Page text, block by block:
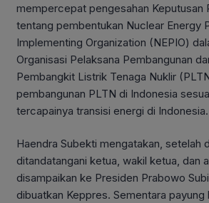
mempercepat pengesahan Keputusan
tentang pembentukan Nuclear Energy
Implementing Organization (NEPIO)
Organisasi Pelaksana Pembangunan
Pembangkit Listrik Tenaga Nuklir
pembangunan PLTN di Indonesia
tercapainya transisi energi di Indonesia.
Haendra Subekti mengatakan, setelah
ditandatangani ketua, wakil ketua, dan
disampaikan ke Presiden Prabowo
dibuatkan Keppres. Sementara payung